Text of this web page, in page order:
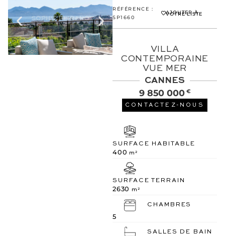
RÉFÉRENCE :
SP1660
AJOUTER À
VOTRE LISTE
VILLA
CONTEMPORAINE
VUE MER
CANNES
9 850 000€
CONTACTEZ-NOUS
SURFACE HABITABLE
400 m²
SURFACE TERRAIN
2630 m²
CHAMBRES
5
SALLES DE BAIN